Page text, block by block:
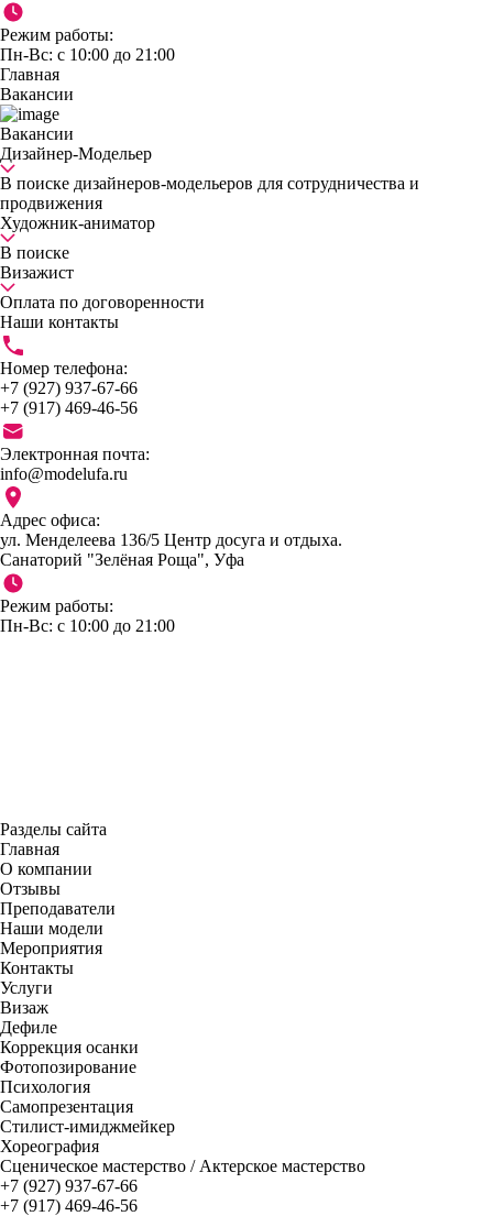
Режим работы:
Пн-Вс: с 10:00 до 21:00
Главная
Вакансии
Вакансии
Дизайнер-Модельер
В поиске дизайнеров-модельеров для сотрудничества и
продвижения
Художник-аниматор
В поиске
Визажист
Оплата по договоренности
Наши контакты
Номер телефона:
+7 (927) 937-67-66
+7 (917) 469-46-56
Электронная почта:
info@modelufa.ru
Адрес офиса:
ул. Менделеева 136/5 Центр досуга и отдыха.
Санаторий "Зелёная Роща", Уфа
Режим работы:
Пн-Вс: с 10:00 до 21:00
Разделы сайта
Главная
О компании
Отзывы
Преподаватели
Наши модели
Мероприятия
Контакты
Услуги
Визаж
Дефиле
Коррекция осанки
Фотопозирование
Психология
Самопрезентация
Стилист-имиджмейкер
Хореография
Сценическое мастерство / Актерское мастерство
+7 (927) 937-67-66
+7 (917) 469-46-56